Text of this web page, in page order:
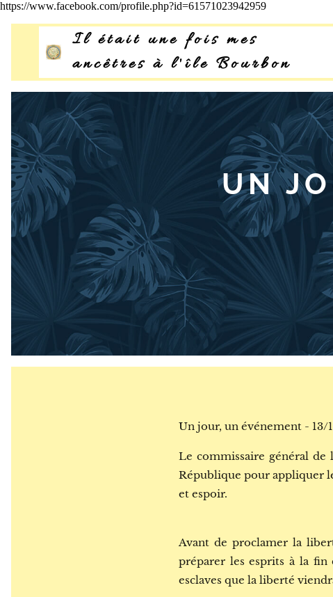
https://www.facebook.com/profile.php?id=61571023942959
Il était une fois mes
ancêtres à l'île Bourbon
Bourbon©
UN
Un jour, un événement - 13/
Le commissaire général de
République pour appliquer
et espoir.
Avant de proclamer la
préparer les esprits à la fin
esclaves que la liberté